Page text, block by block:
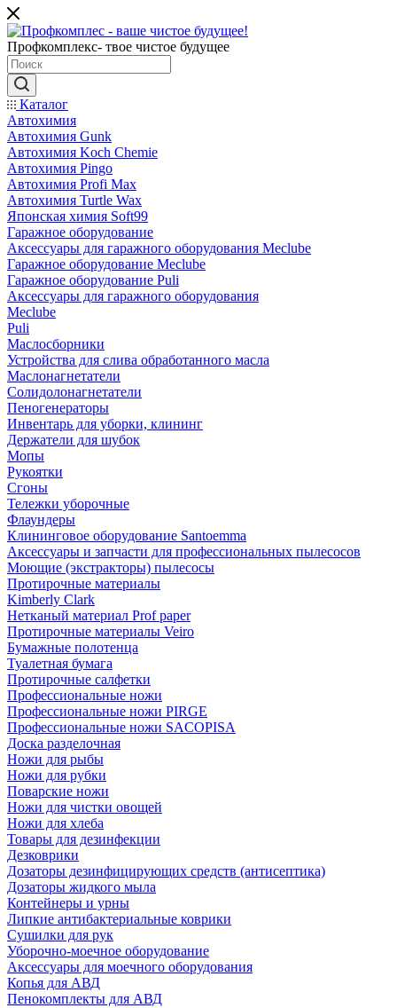
Профкомплекс- твое чистое будущее
Каталог
Автохимия
Автохимия Gunk
Автохимия Koch Chemie
Автохимия Pingo
Автохимия Profi Max
Автохимия Turtle Wax
Японская химия Soft99
Гаражное оборудование
Аксессуары для гаражного оборудования Meclube
Гаражное оборудование Meclube
Гаражное оборудование Puli
Аксессуары для гаражного оборудования
Meclube
Puli
Маслосборники
Устройства для слива обработанного масла
Маслонагнетатели
Солидолонагнетатели
Пеногенераторы
Инвентарь для уборки, клининг
Держатели для шубок
Мопы
Рукоятки
Сгоны
Тележки уборочные
Флаундеры
Клининговое оборудование Santoemma
Аксессуары и запчасти для профессиональных пылесосов
Моющие (экстракторы) пылесосы
Протирочные материалы
Kimberly Clark
Нетканый материал Prof paper
Протирочные материалы Veiro
Бумажные полотенца
Туалетная бумага
Протирочные салфетки
Профессиональные ножи
Профессиональные ножи PIRGE
Профессиональные ножи SACOPISA
Доска разделочная
Ножи для рыбы
Ножи для рубки
Поварские ножи
Ножи для чистки овощей
Ножи для хлеба
Товары для дезинфекции
Дезковрики
Дозаторы дезинфицирующих средств (антисептика)
Дозаторы жидкого мыла
Контейнеры и урны
Липкие антибактериальные коврики
Сушилки для рук
Уборочно-моечное оборудование
Аксессуары для моечного оборудования
Копья для АВД
Пенокомплекты для АВД